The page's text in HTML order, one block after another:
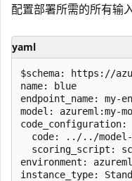
配置部署所需的所有输入
yaml
$schema: https://
name: blue
endpoint_name: my-
model: azureml:my-
code_configuration:
code: ../../
scoring_script:
environment:
instance_type: